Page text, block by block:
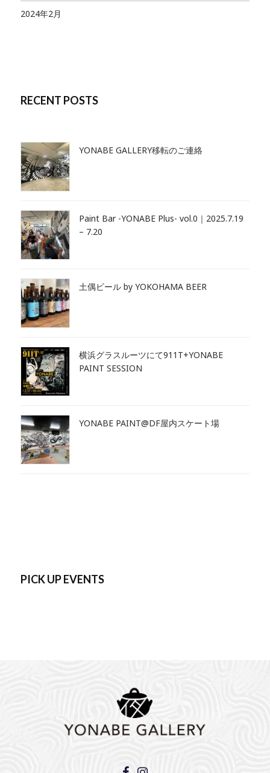
2024年2月
RECENT POSTS
YONABE GALLERY移転のご連絡
Paint Bar -YONABE Plus- vol.0｜2025.7.19
– 7.20
土偶ビール by YOKOHAMA BEER
横浜グラスルーツにて911T+YONABE
PAINT SESSION
YONABE PAINT@DF屋内スケート場
PICK UP EVENTS